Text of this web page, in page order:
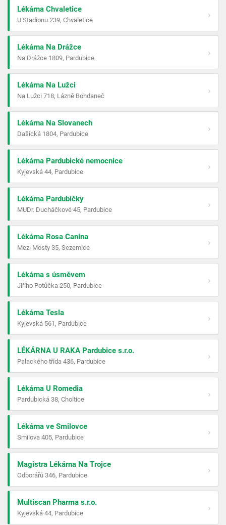
Lékárna Chvaletice
U Stadionu 239, Chvaletice
›
Lékárna Na Drážce
Na Drážce 1809, Pardubice
›
Lékárna Na Lužci
Na Lužci 718, Lázně Bohdaneč
›
Lékárna Na Slovanech
Dašická 1804, Pardubice
›
Lékárna Pardubické nemocnice
Kyjevská 44, Pardubice
›
Lékárna Pardubičky
MUDr. Ducháčkové 45, Pardubice
›
Lékárna Rosa Canina
Mezi Mosty 35, Sezemice
›
Lékárna s úsměvem
Jiřího Potůčka 250, Pardubice
›
Lékárna Tesla
Kyjevská 561, Pardubice
›
LÉKÁRNA U RAKA Pardubice s.r.o.
Palackého třída 436, Pardubice
›
Lékárna U Romedia
Pardubická 38, Choltice
›
Lékárna ve Smilovce
Smilova 405, Pardubice
›
Magistra Lékárna Na Trojce
Odborářů 346, Pardubice
›
Multiscan Pharma s.r.o.
Kyjevská 44, Pardubice
›